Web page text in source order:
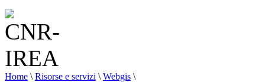
Home \ Risorse e servizi \ Webgis \